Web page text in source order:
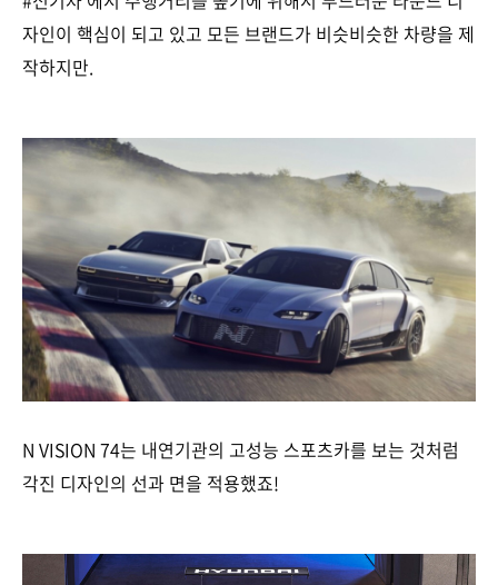
자인이 핵심이 되고 있고 모든 브랜드가 비슷비슷한 차량을 제
작하지만.
N VISION 74는 내연기관의 고성능 스포츠카를 보는 것처럼
각진 디자인의 선과 면을 적용했죠!